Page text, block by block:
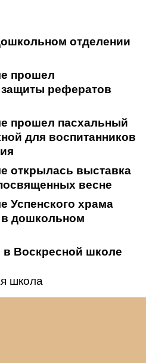
отделении
прошел
рефератов
прошел пасхальный
для воспитанников
открылась выставка
весне
Успенского храма
дошкольном
в Воскресной школе
школа